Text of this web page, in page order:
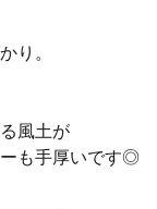
り。
風土が
も手厚いです◎